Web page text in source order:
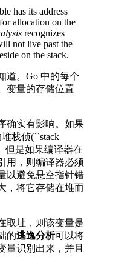
has its address
allocation on the
recognizes
not live past the
on the stack.
道。Go 中的每个
变量的存储位置
确实有影响。如果
栈侦(``stack
但是如果编译器在
用，则编译器必须
以避免悬空指针错
，将它存储在堆而
取址，则该变量是
的逃逸分析可以将
量识别出来，并且